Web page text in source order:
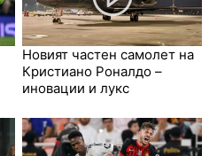
Новият частен самолет на
Кристиано Роналдо –
иновации и лукс